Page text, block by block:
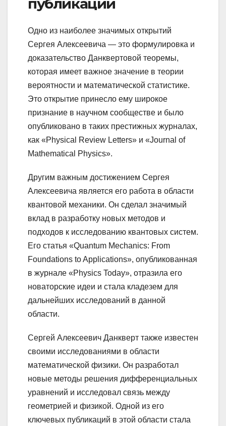
публикации
Одно из наиболее значимых открытий
Сергея Алексеевича — это формулировка и
доказательство Данквертовой теоремы,
которая имеет важное значение в теории
вероятности и математической статистике.
Это открытие принесло ему широкое
признание в научном сообществе и было
опубликовано в таких престижных журналах,
как «Physical Review Letters» и «Journal of
Mathematical Physics».
Другим важным достижением Сергея
Алексеевича является его работа в области
квантовой механики. Он сделал значимый
вклад в разработку новых методов и
подходов к исследованию квантовых систем.
Его статья «Quantum Mechanics: From
Foundations to Applications», опубликованная
в журнале «Physics Today», отразила его
новаторские идеи и стала кладезем для
дальнейших исследований в данной
области.
Сергей Алексеевич Данкверт также известен
своими исследованиями в области
математической физики. Он разработал
новые методы решения дифференциальных
уравнений и исследовал связь между
геометрией и физикой. Одной из его
ключевых публикаций в этой области стала